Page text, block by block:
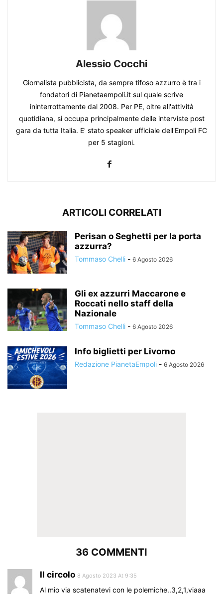
Alessio Cocchi
Giornalista pubblicista, da sempre tifoso azzurro è tra i
fondatori di Pianetaempoli.it sul quale scrive
ininterrottamente dal 2008. Per PE, oltre all'attività
quotidiana, si occupa principalmente delle interviste post
gara da tutta Italia. E' stato speaker ufficiale dell'Empoli FC
per 5 stagioni.
ARTICOLI CORRELATI
Perisan o Seghetti per la porta
azzurra?
Tommaso Chelli - 6 Agosto 2026
Gli ex azzurri Maccarone e
Roccati nello staff della
Nazionale
Tommaso Chelli - 6 Agosto 2026
Info biglietti per Livorno
Redazione PianetaEmpoli - 6 Agosto 2026
36 COMMENTI
Il circolo 8 Agosto 2023 At 9:35
Al mio via scatenatevi con le polemiche..3,2,1,viaaa